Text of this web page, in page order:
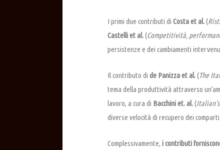
I primi due contributi di Costa et al.(
Castelli et al.(Competitività,
persistenze e dei cambiamenti
Il contributo di de Panizza et al.(The
tema della produttività attraverso
lavoro, a cura di Bacchini et. al.(
diverse velocità di recupero dei
Complessivamente, i contributi